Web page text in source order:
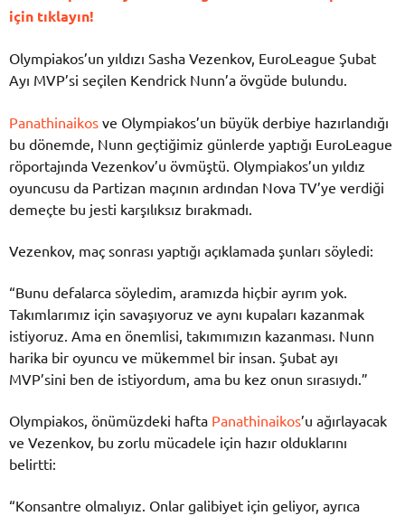
için tıklayın!
Olympiakos’un yıldızı Sasha Vezenkov, EuroLeague Şubat
Ayı MVP’si seçilen Kendrick Nunn’a övgüde bulundu.
Panathinaikos ve Olympiakos’un büyük derbiye hazırlandığı
bu dönemde, Nunn geçtiğimiz günlerde yaptığı EuroLeague
röportajında Vezenkov’u övmüştü. Olympiakos’un yıldız
oyuncusu da Partizan maçının ardından Nova TV’ye verdiği
demeçte bu jesti karşılıksız bırakmadı.
Vezenkov, maç sonrası yaptığı açıklamada şunları söyledi:
“Bunu defalarca söyledim, aramızda hiçbir ayrım yok.
Takımlarımız için savaşıyoruz ve aynı kupaları kazanmak
istiyoruz. Ama en önemlisi, takımımızın kazanması. Nunn
harika bir oyuncu ve mükemmel bir insan. Şubat ayı
MVP’sini ben de istiyordum, ama bu kez onun sırasıydı.”
Olympiakos, önümüzdeki hafta Panathinaikos’u ağırlayacak
ve Vezenkov, bu zorlu mücadele için hazır olduklarını
belirtti:
“Konsantre olmalıyız. Onlar galibiyet için geliyor, ayrıca